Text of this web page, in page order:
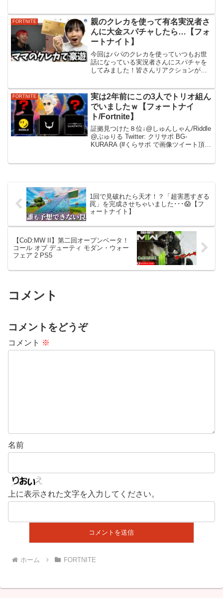
ーサポートよろしくお願いします →
Taku...
FORTNITE
親のクレカを使って有名実況者さ
んに大金スパチャしたら…【フォ
ートナイト】
今回はパパのクレカを使っていつもお世
話になっている実況者さんにスパチャを
してみました！皆さんリアクションが良
-----...
FORTNITE
実は2年前にこの3人でトリオ組ん
でいましたｗ【フォートナイ
ト/Fortnite】
証拠見つけた８位↓@しゅんしゃん/Riddle
@ぶゅりる Twitter: クリサポ BG-
KURARA (#くらサポ で画像ツイート頂け
1回で見破れたら天才！？「超害悪すぎる
罠」を完成させちゃいました･･･😱【フ
ォートナイト】
【CoD:MW II】第二回オープンベータ！
コール オブ デューティ モダン・ウォー
フェア 2 PS5
コメント
コメントをどうぞ
コメント ※
名前
上に表示された文字を入力してください。
ホーム FORTNITE